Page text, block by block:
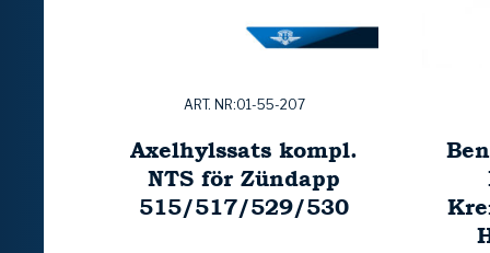
ART. NR:01-55-207
Axelhylssats kompl.
NTS för Zündapp
515/517/529/530